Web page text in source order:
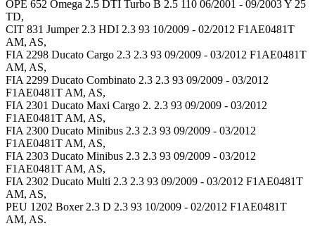
OPE 652 Omega 2.5 DTI Turbo B 2.5 110 06/2001 - 09/2003 Y 25
TD,
CIT 831 Jumper 2.3 HDI 2.3 93 10/2009 - 02/2012 F1AE0481T
AM, AS,
FIA 2298 Ducato Cargo 2.3 2.3 93 09/2009 - 03/2012 F1AE0481T
AM, AS,
FIA 2299 Ducato Combinato 2.3 2.3 93 09/2009 - 03/2012
F1AE0481T AM, AS,
FIA 2301 Ducato Maxi Cargo 2. 2.3 93 09/2009 - 03/2012
F1AE0481T AM, AS,
FIA 2300 Ducato Minibus 2.3 2.3 93 09/2009 - 03/2012
F1AE0481T AM, AS,
FIA 2303 Ducato Minibus 2.3 2.3 93 09/2009 - 03/2012
F1AE0481T AM, AS,
FIA 2302 Ducato Multi 2.3 2.3 93 09/2009 - 03/2012 F1AE0481T
AM, AS,
PEU 1202 Boxer 2.3 D 2.3 93 10/2009 - 02/2012 F1AE0481T
AM, AS.